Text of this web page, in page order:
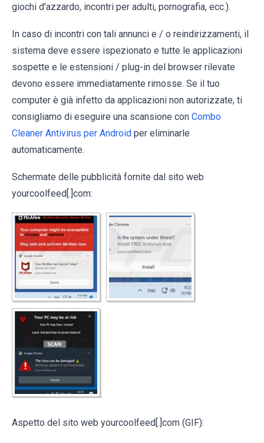
giochi d'azzardo, incontri per adulti, pornografia, ecc.).
In caso di incontri con tali annunci e / o reindirizzamenti, il
sistema deve essere ispezionato e tutte le applicazioni
sospette e le estensioni / plug-in del browser rilevate
devono essere immediatamente rimosse. Se il tuo
computer è già infetto da applicazioni non autorizzate, ti
consigliamo di eseguire una scansione con Combo
Cleaner Antivirus per Android per eliminarle
automaticamente.
Schermate delle pubblicità fornite dal sito web
yourcoolfeed[.]com:
Aspetto del sito web yourcoolfeed[.]com (GIF):